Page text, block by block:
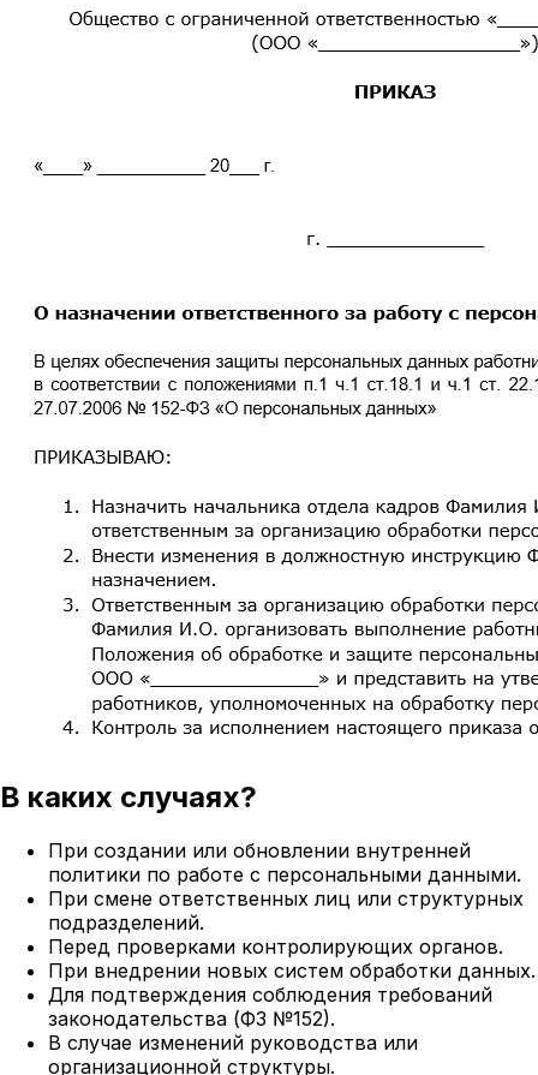
В каких случаях?
При создании или обновлении внутренней
политики по работе с персональными данными.
При смене ответственных лиц или структурных
подразделений.
Перед проверками контролирующих органов.
При внедрении новых систем обработки данных.
Для подтверждения соблюдения требований
законодательства (ФЗ №152).
В случае изменений руководства или
организационной структуры.